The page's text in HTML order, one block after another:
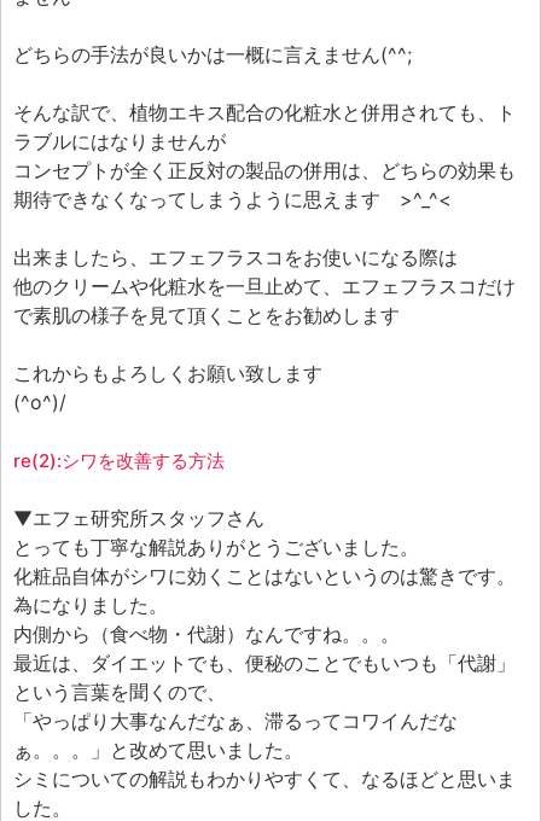
どちらの手法が良いかは一概に言えません(^^;
そんな訳で、植物エキス配合の化粧水と併用されても、ト
ラブルにはなりませんが
コンセプトが全く正反対の製品の併用は、どちらの効果も
期待できなくなってしまうように思えます >^_^<
出来ましたら、エフェフラスコをお使いになる際は
他のクリームや化粧水を一旦止めて、エフェフラスコだけ
で素肌の様子を見て頂くことをお勧めします
これからもよろしくお願い致します
(^o^)/
re(2):シワを改善する方法
▼エフェ研究所スタッフさん
とっても丁寧な解説ありがとうございました。
化粧品自体がシワに効くことはないというのは驚きです。
為になりました。
内側から（食べ物・代謝）なんですね。。。
最近は、ダイエットでも、便秘のことでもいつも「代謝」
という言葉を聞くので、
「やっぱり大事なんだなぁ、滞るってコワイんだな
ぁ。。。」と改めて思いました。
シミについての解説もわかりやすくて、なるほどと思いま
した。